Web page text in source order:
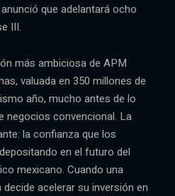
que adelantará ocho
III.
más ambiciosa de APM
valuada en 350 millones de
año, mucho antes de lo
negocios convencional. La
la confianza que los
en el futuro del
mexicano. Cuando una
acelerar su inversión en